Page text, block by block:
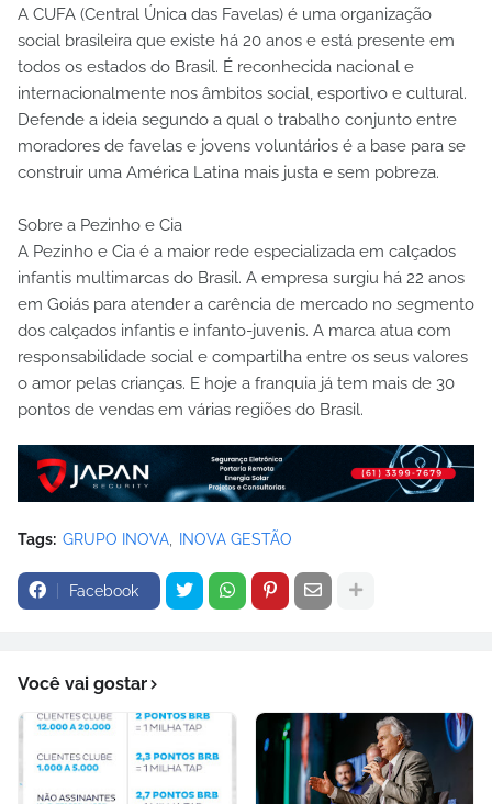
A CUFA (Central Única das Favelas) é uma organização
social brasileira que existe há 20 anos e está presente em
todos os estados do Brasil. É reconhecida nacional e
internacionalmente nos âmbitos social, esportivo e cultural.
Defende a ideia segundo a qual o trabalho conjunto entre
moradores de favelas e jovens voluntários é a base para se
construir uma América Latina mais justa e sem pobreza.
Sobre a Pezinho e Cia
A Pezinho e Cia é a maior rede especializada em calçados
infantis multimarcas do Brasil. A empresa surgiu há 22 anos
em Goiás para atender a carência de mercado no segmento
dos calçados infantis e infanto-juvenis. A marca atua com
responsabilidade social e compartilha entre os seus valores
o amor pelas crianças. E hoje a franquia já tem mais de 30
pontos de vendas em várias regiões do Brasil.
Tags: GRUPO INOVA INOVA GESTÃO
Facebook
Você vai gostar